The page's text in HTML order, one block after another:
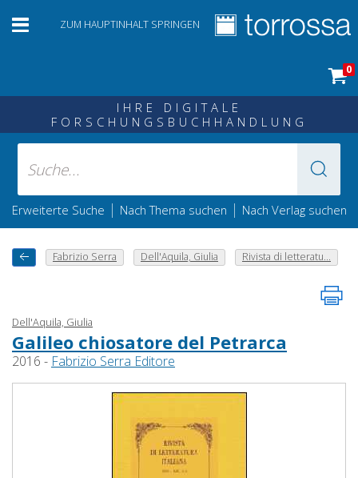
ZUM HAUPTINHALT SPRINGEN
0
IHRE DIGITALE
FORSCHUNGSBUCHHANDLUNG
Erweiterte Suche | Nach Thema suchen | Nach Verlag suchen
Fabrizio Serra Dell'Aquila, Giulia Rivista di letteratu...
Dell'Aquila, Giulia
Galileo chiosatore del Petrarca
2016 - Fabrizio Serra Editore